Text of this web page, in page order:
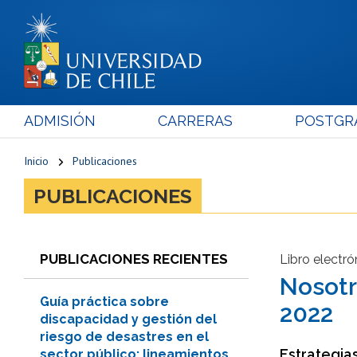
ADMISIÓN CARRERAS
Inicio Publicaciones
PUBLICACIONES
PUBLICACIONES RECIENTES
Guía práctica sobre
discapacidad y gestión del
riesgo de desastres en el
sector público: lineamientos
Libro
2022